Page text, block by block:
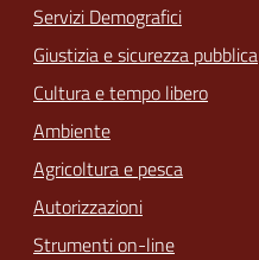
Servizi Demografici
Giustizia e sicurezza pubblica
Cultura e tempo libero
Ambiente
Agricoltura e pesca
Autorizzazioni
Strumenti on-line